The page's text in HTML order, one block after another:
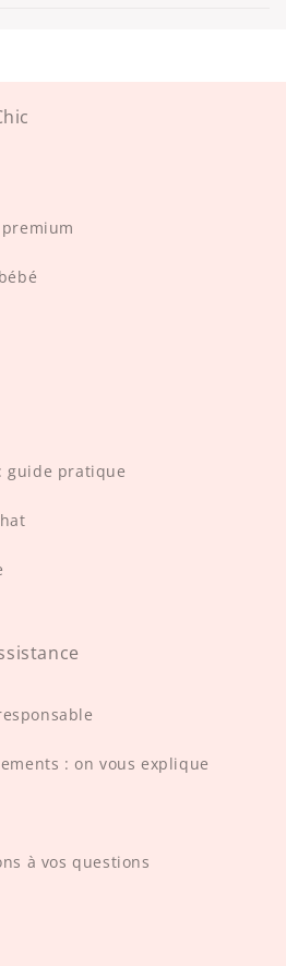
guide pratique
: on vous explique
à vos questions